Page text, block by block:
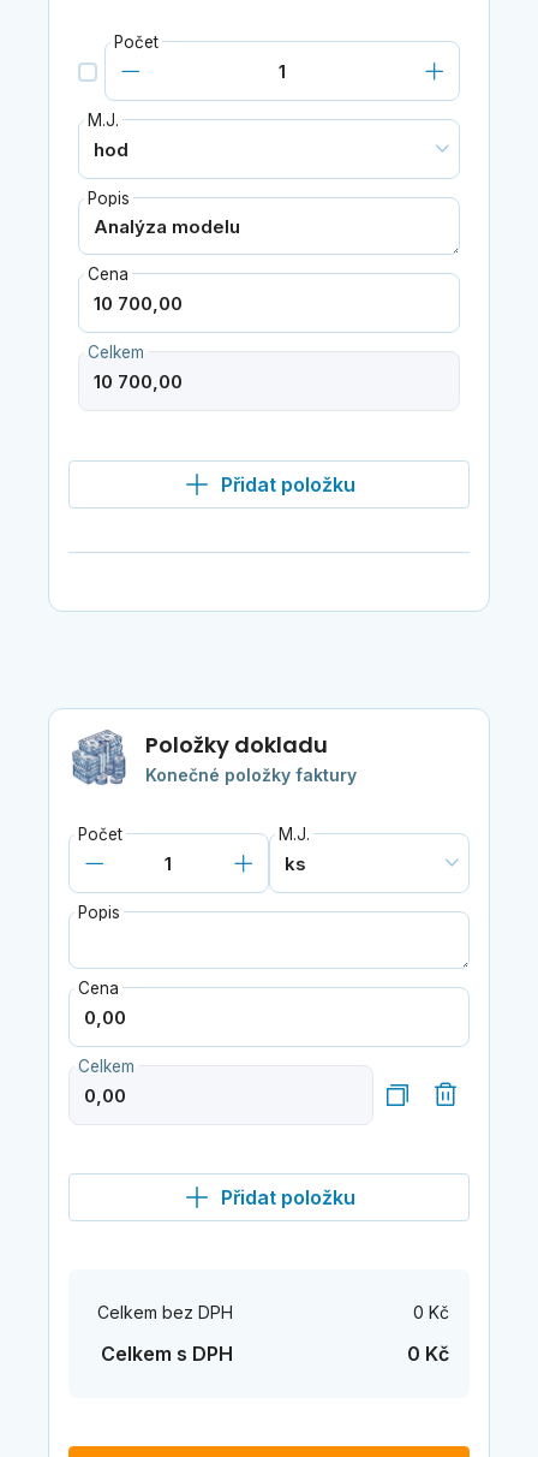
Počet
M.J.
Popis
Cena
Celkem
Přidat položku
Položky dokladu
Konečné položky faktury
Počet M.J.
Popis
Cena
Celkem
Přidat položku
Celkem bez DPH 0 Kč
Celkem s DPH 0 Kč